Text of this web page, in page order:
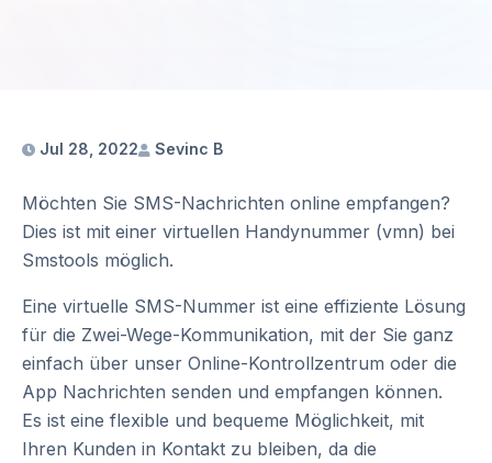
Jul 28, 2022 Sevinc B
Möchten Sie SMS-Nachrichten online empfangen?
Dies ist mit einer virtuellen Handynummer (vmn) bei
Smstools möglich.
Eine virtuelle SMS-Nummer ist eine effiziente Lösung
für die Zwei-Wege-Kommunikation, mit der Sie ganz
einfach über unser Online-Kontrollzentrum oder die
App Nachrichten senden und empfangen können.
Es ist eine flexible und bequeme Möglichkeit, mit
Ihren Kunden in Kontakt zu bleiben, da die